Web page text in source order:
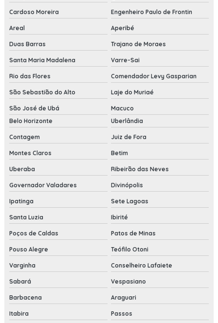
Cardoso Moreira Engenheiro Paulo de Frontin
Areal Aperibé
Duas Barras Trajano de Moraes
Santa Maria Madalena Varre-Sai
Rio das Flores Comendador Levy Gasparian
São Sebastião do Alto Laje do Muriaé
São José de Ubá
Macuco
Belo Horizonte
Uberlândia
Contagem Juiz de Fora
Montes Claros Betim
Uberaba Ribeirão das Neves
Governador Valadares Divinópolis
Ipatinga Sete Lagoas
Santa Luzia Ibirité
Poços de Caldas Patos de Minas
Pouso Alegre Teófilo Otoni
Varginha Conselheiro Lafaiete
Sabará Vespasiano
Barbacena Araguari
Itabira Passos